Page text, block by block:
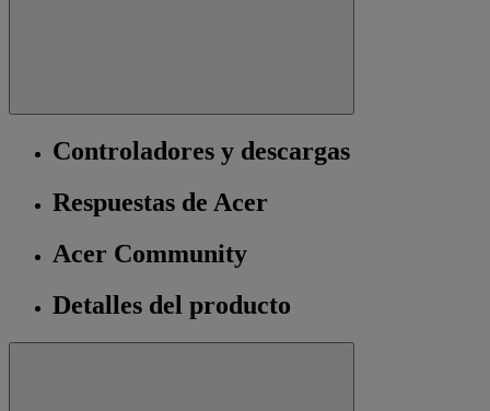
Controladores y descargas
Respuestas de Acer
Acer Community
Detalles del producto